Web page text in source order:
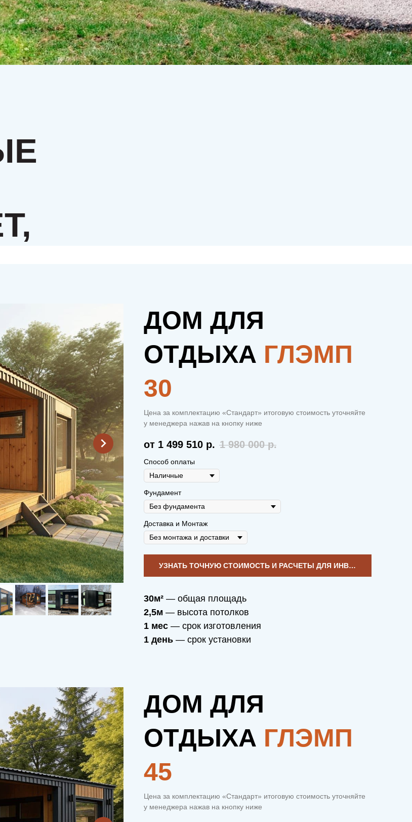
ДОМ ДЛЯ
ОТДЫХА ГЛЭМП
30
Цена за комплектацию «Стандарт» итоговую стоимость уточняйте
у менеджера нажав на кнопку ниже
от 1 499 510 р. 1 980 000 р.
Способ оплаты
Фундамент
Доставка и Монтаж
УЗНАТЬ ТОЧНУЮ СТОИМОСТЬ И РАСЧЕТЫ ДЛЯ ИНВЕСТИЦИЙ
30м² — общая площадь
2,5м — высота потолков
1 мес — срок изготовления
1 день — срок установки
ДОМ ДЛЯ
ОТДЫХА ГЛЭМП
45
Цена за комплектацию «Стандарт» итоговую стоимость уточняйте
у менеджера нажав на кнопку ниже